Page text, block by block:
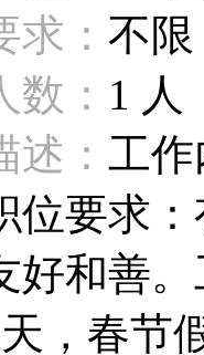
求： 不限
数： 1 人
述： 工
位要求
好和善
，春节